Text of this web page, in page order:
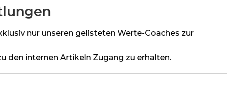
nur unseren gelisteten Werte-Coaches zur
den internen Artikeln Zugang zu erhalten.